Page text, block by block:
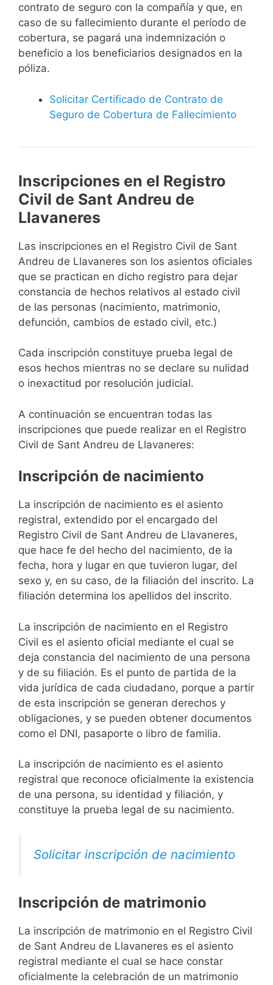
contrato de seguro con la compañía y que, en
caso de su fallecimiento durante el período de
cobertura, se pagará una indemnización o
beneficio a los beneficiarios designados en la
póliza.
Solicitar Certificado de Contrato de
Seguro de Cobertura de Fallecimiento
Inscripciones en el Registro
Civil de Sant Andreu de
Llavaneres
Las inscripciones en el Registro Civil de Sant
Andreu de Llavaneres son los asientos oficiales
que se practican en dicho registro para dejar
constancia de hechos relativos al estado civil
de las personas (nacimiento, matrimonio,
defunción, cambios de estado civil, etc.)
Cada inscripción constituye prueba legal de
esos hechos mientras no se declare su nulidad
o inexactitud por resolución judicial.
A continuación se encuentran todas las
inscripciones que puede realizar en el Registro
Civil de Sant Andreu de Llavaneres:
Inscripción de nacimiento
La inscripción de nacimiento es el asiento
registral, extendido por el encargado del
Registro Civil de Sant Andreu de Llavaneres,
que hace fe del hecho del nacimiento, de la
fecha, hora y lugar en que tuvieron lugar, del
sexo y, en su caso, de la filiación del inscrito. La
filiación determina los apellidos del inscrito.
La inscripción de nacimiento en el Registro
Civil es el asiento oficial mediante el cual se
deja constancia del nacimiento de una persona
y de su filiación. Es el punto de partida de la
vida jurídica de cada ciudadano, porque a partir
de esta inscripción se generan derechos y
obligaciones, y se pueden obtener documentos
como el DNI, pasaporte o libro de familia.
La inscripción de nacimiento es el asiento
registral que reconoce oficialmente la existencia
de una persona, su identidad y filiación, y
constituye la prueba legal de su nacimiento.
Solicitar inscripción de nacimiento
Inscripción de matrimonio
La inscripción de matrimonio en el Registro Civil
de Sant Andreu de Llavaneres es el asiento
registral mediante el cual se hace constar
oficialmente la celebración de un matrimonio